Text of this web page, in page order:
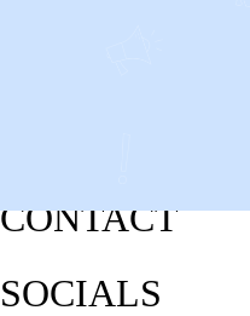
CONTACT
SOCIALS